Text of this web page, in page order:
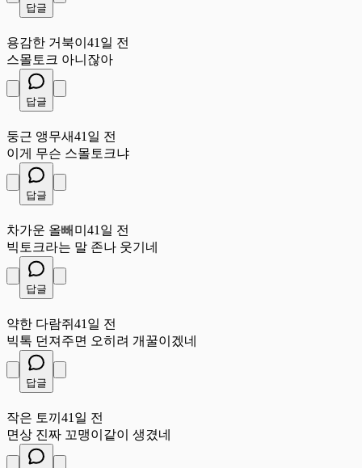
답글
용감한 거북이 41일 전
스몰토크 아니잖아
답글
둥근 앵무새41일 전
이게 무슨 스몰토크냐
답글
차가운 올빼미 41일 전
빅토크라는 말 존나 웃기네
답글
약한 다람쥐 41일 전
빅톡 던져주면 오히려 개꿀이겠네
답글
작은 토끼 41일 전
면상 진짜 꼬맹이같이 생겼네